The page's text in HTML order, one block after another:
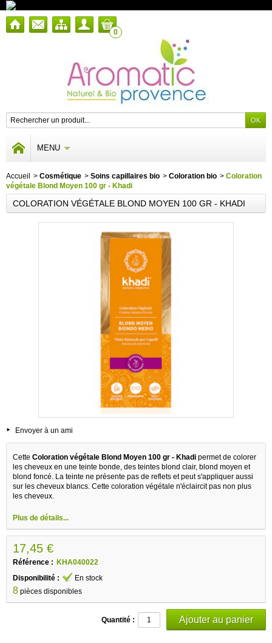
0
MENU
Accueil > Cosmétique > Soins capillaires bio > Coloration bio > Coloration
végétale Blond Moyen 100 gr - Khadi
COLORATION VÉGÉTALE BLOND MOYEN 100 GR - KHADI
Envoyer à un ami
Cette Coloration végétale Blond Moyen 100 gr - Khadi permet de colorer
les cheveux en une teinte bonde, des teintes blond clair, blond moyen et
blond foncé. La teinte ne présente pas de reflets et peut s'appliquer aussi
sur les cheveux blancs. Cette coloration végétale n'éclaircit pas non plus
les cheveux.
Plus de détails...
17,45 €
Référence : KHA040022
Disponibilité :
En stock
8 pièces disponibles
Quantité :